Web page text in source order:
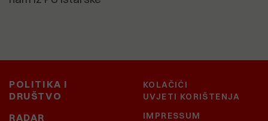
POLITIKA I
DRUŠTVO
RADAR
KOLAČIĆI
UVJETI KORIŠTENJA
IMPRESSUM